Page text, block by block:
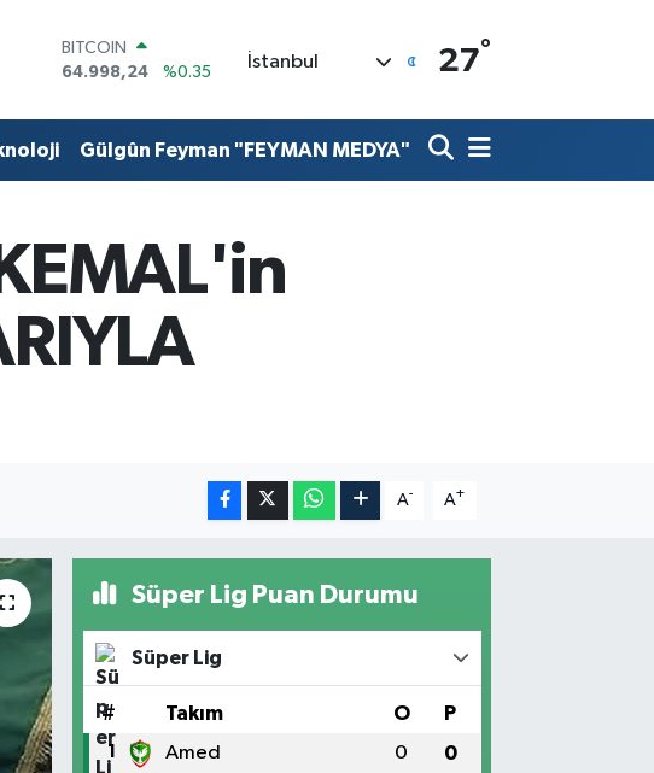
DOLAR
47,7436
%0.18
55,2510
%0.32
STERLİN
BİST100
13.779
%-14
BITCOIN
64.998,24
%0.35
İstanbul 27°
Gülgûn Feyman "FEYMAN MEDYA"
A- A+
Süper Lig Puan Durumu
Süper Lig
# Takım O P
1 Amed 0 0